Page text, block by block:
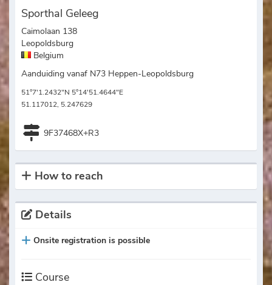
Sporthal Geleeg
Caimolaan 138
Leopoldsburg
Belgium
Aanduiding vanaf N73 Heppen-Leopoldsburg
51°7'1.2432"N 5°14'51.4644"E
51.117012, 5.247629
9F37468X+R3
How to reach
Details
Onsite registration is possible
Course